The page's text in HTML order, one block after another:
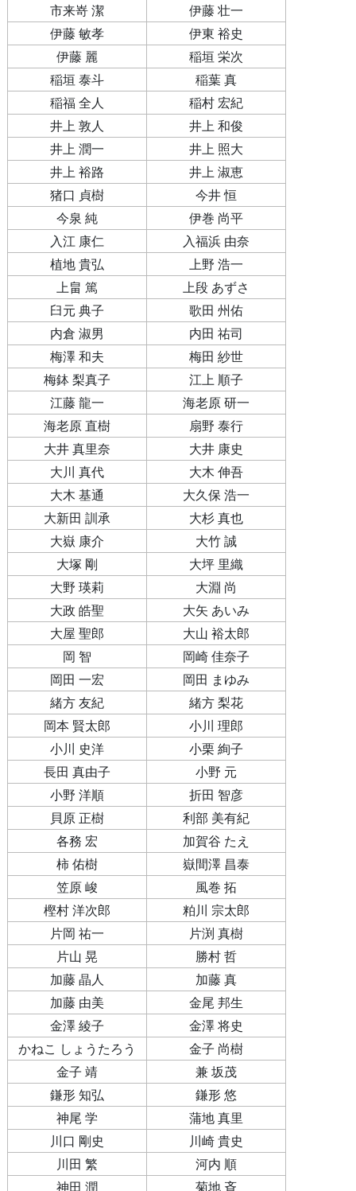
市来嵜 潔
伊藤 壮一
伊藤 敏孝
伊東 裕史
伊藤 麗
稲垣 栄次
稲垣 泰斗
稲葉 真
稲福 全人
稲村 宏紀
井上 敦人
井上 和俊
井上 潤一
井上 照大
井上 裕路
井上 淑恵
猪口 貞樹
今井 恒
今泉 純
伊巻 尚平
入江 康仁
入福浜 由奈
植地 貴弘
上野 浩一
上畠 篤
上段 あずさ
臼元 典子
歌田 州佑
内倉 淑男
内田 祐司
梅澤 和夫
梅田 紗世
梅鉢 梨真子
江上 順子
江藤 龍一
海老原 研一
海老原 直樹
扇野 泰行
大井 真里奈
大井 康史
大川 真代
大木 伸吾
大木 基通
大久保 浩一
大新田 訓承
大杉 真也
大嶽 康介
大竹 誠
大塚 剛
大坪 里織
大野 瑛莉
大淵 尚
大政 皓聖
大矢 あいみ
大屋 聖郎
大山 裕太郎
岡 智
岡崎 佳奈子
岡田 一宏
岡田 まゆみ
緒方 友紀
緒方 梨花
岡本 賢太郎
小川 理郎
小川 史洋
小栗 絢子
長田 真由子
小野 元
小野 洋順
折田 智彦
貝原 正樹
利部 美有紀
各務 宏
加賀谷 たえ
柿 佑樹
嶽間澤 昌泰
笠原 峻
風巻 拓
樫村 洋次郎
粕川 宗太郎
片岡 祐一
片渕 真樹
片山 晃
勝村 哲
加藤 晶人
加藤 真
加藤 由美
金尾 邦生
金澤 綾子
金澤 将史
かねこ しょうたろう
金子 尚樹
金子 靖
兼 坂茂
鎌形 知弘
鎌形 悠
神尾 学
蒲地 真里
川口 剛史
川崎 貴史
川田 繁
河内 順
神田 潤
菊地 斉